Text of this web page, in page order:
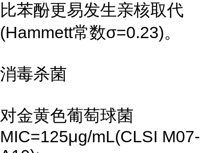
比苯酚更易发生亲核取代
(Hammett常数σ=0.23)。
消毒杀菌
对金黄色葡萄球菌
MIC=125μg/mL(CLSI M07-